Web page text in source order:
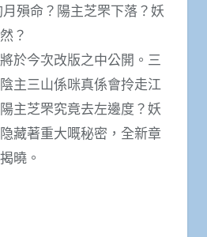
殞命？陽主芝罘下落？妖
？
於今次改版之中公開。三
主三山係咪真係會拎走江
主芝罘究竟去左邊度？妖
藏著重大嘅秘密，全新章
曉。